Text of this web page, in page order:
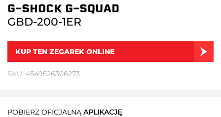
G-SHOCK G-SQUAD
GBD-200-1ER
KUP TEN ZEGAREK ONLINE
SKU: 4549526306273
POBIERZ OFICJALNĄ APLIKACJĘ